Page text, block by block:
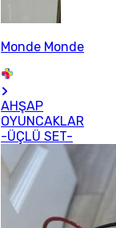
Monde Monde
AHŞAP
OYUNCAKLAR
-ÜÇLÜ SET-